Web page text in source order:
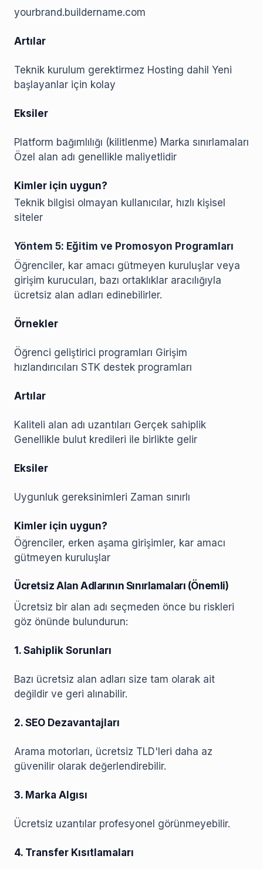
yourbrand.buildername.com
Artılar
Teknik kurulum gerektirmez Hosting dahil Yeni
başlayanlar için kolay
Eksiler
Platform bağımlılığı (kilitlenme) Marka sınırlamaları
Özel alan adı genellikle maliyetlidir
Kimler için uygun?
Teknik bilgisi olmayan kullanıcılar, hızlı kişisel
siteler
Yöntem 5: Eğitim ve Promosyon Programları
Öğrenciler, kar amacı gütmeyen kuruluşlar veya
girişim kurucuları, bazı ortaklıklar aracılığıyla
ücretsiz alan adları edinebilirler.
Örnekler
Öğrenci geliştirici programları Girişim
hızlandırıcıları STK destek programları
Artılar
Kaliteli alan adı uzantıları Gerçek sahiplik
Genellikle bulut kredileri ile birlikte gelir
Eksiler
Uygunluk gereksinimleri Zaman sınırlı
Kimler için uygun?
Öğrenciler, erken aşama girişimler, kar amacı
gütmeyen kuruluşlar
Ücretsiz Alan Adlarının Sınırlamaları (Önemli)
Ücretsiz bir alan adı seçmeden önce bu riskleri
göz önünde bulundurun:
1. Sahiplik Sorunları
Bazı ücretsiz alan adları size tam olarak ait
değildir ve geri alınabilir.
2. SEO Dezavantajları
Arama motorları, ücretsiz TLD'leri daha az
güvenilir olarak değerlendirebilir.
3. Marka Algısı
Ücretsiz uzantılar profesyonel görünmeyebilir.
4. Transfer Kısıtlamaları